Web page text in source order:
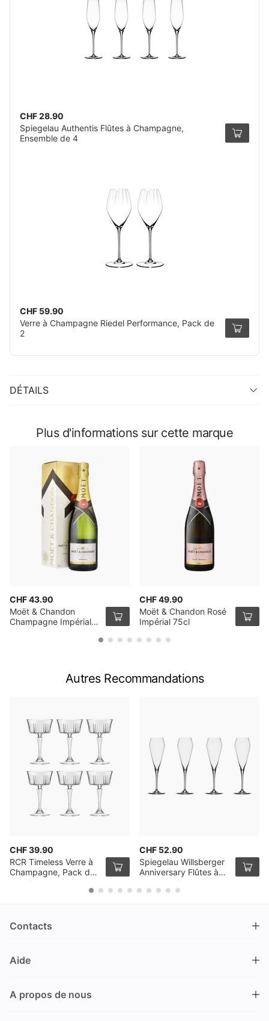
CHF 28.90
Spiegelau Authentis Flûtes à Champagne,
Ensemble de 4
CHF 59.90
Verre à Champagne Riedel Performance, Pack de
2
DÉTAILS
Plus d'informations sur cette marque
CHF 43.90
Moët & Chandon
Champagne Impérial
CHF 49.90
Moët & Chandon Rosé
Impérial 75cl
Autres Recommandations
CHF 39.90
RCR Timeless Verre à
Champagne, Pack de
CHF 52.90
Spiegelau Willsberger
Anniversary Flûtes à
Contacts
Nüschelerstrasse 35
Suisse
Aide
Processus de commande
A propos de nous